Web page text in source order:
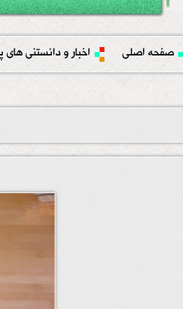
صفحه اصلی اخبار و دانستنی های